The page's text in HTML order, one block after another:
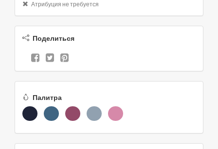
Атрибуция не требуется
Поделиться
Палитра